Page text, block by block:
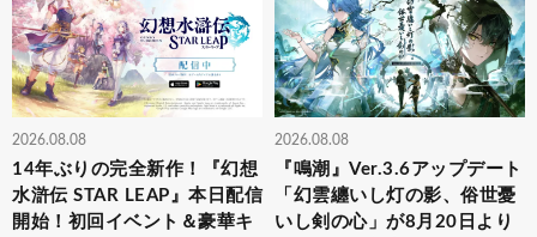
2026.08.08
14年ぶりの完全新作！『幻想
水滸伝 STAR LEAP』本日配信
開始！初回イベント＆豪華キ
2026.08.08
『鳴潮』Ver.3.6アップデート
「幻雲纏いし灯の影、俗世憂
いし剣の心」が8月20日より